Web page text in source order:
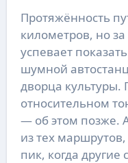
Протяжённость
километров, но
успевает
шумной
дворца культуры.
относительном
— об этом позже.
из тех
пик, когда другие